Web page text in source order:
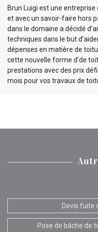
Brun Luigi est une
et avec un savoir-faire hors
dans le domaine a décidé
techniques dans le but
dépenses en matière de
cette nouvelle forme d’de
prestations avec des prix
mois pour vos travaux de
Devis fuite
Pose de bâche de